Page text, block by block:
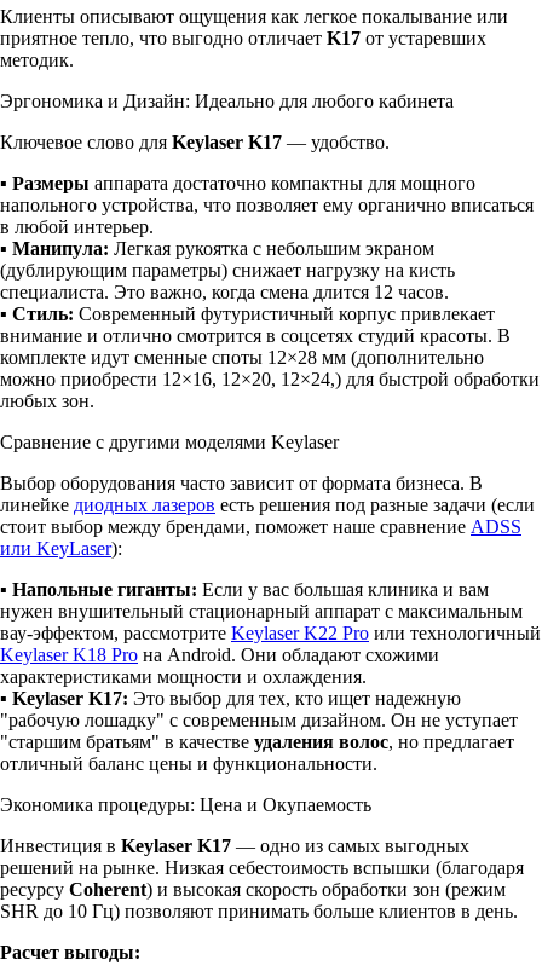
Клиенты описывают ощущения как легкое покалывание или
приятное тепло, что выгодно отличает K17 от устаревших
методик.
Эргономика и Дизайн: Идеально для любого кабинета
Ключевое слово для Keylaser K17 — удобство.
▪ Размеры аппарата достаточно компактны для мощного
напольного устройства, что позволяет ему органично вписаться
в любой интерьер.
▪ Манипула: Легкая рукоятка с небольшим экраном
(дублирующим параметры) снижает нагрузку на кисть
специалиста. Это важно, когда смена длится 12 часов.
▪ Стиль: Современный футуристичный корпус привлекает
внимание и отлично смотрится в соцсетях студий красоты. В
комплекте идут сменные споты 12×28 мм (дополнительно
можно приобрести 12×16, 12×20, 12×24,) для быстрой обработки
любых зон.
Сравнение с другими моделями Keylaser
Выбор оборудования часто зависит от формата бизнеса. В
линейке диодных лазеров есть решения под разные задачи (если
стоит выбор между брендами, поможет наше сравнение ADSS
или KeyLaser):
▪ Напольные гиганты: Если у вас большая клиника и вам
нужен внушительный стационарный аппарат с максимальным
вау-эффектом, рассмотрите Keylaser K22 Pro или технологичный
Keylaser K18 Pro на Android. Они обладают схожими
характеристиками мощности и охлаждения.
▪ Keylaser K17: Это выбор для тех, кто ищет надежную
"рабочую лошадку" с современным дизайном. Он не уступает
"старшим братьям" в качестве удаления волос, но предлагает
отличный баланс цены и функциональности.
Экономика процедуры: Цена и Окупаемость
Инвестиция в Keylaser K17 — одно из самых выгодных
решений на рынке. Низкая себестоимость вспышки (благодаря
ресурсу Coherent) и высокая скорость обработки зон (режим
SHR до 10 Гц) позволяют принимать больше клиентов в день.
Расчет выгоды: